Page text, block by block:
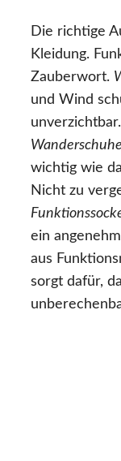
Die richtige
Kleidung.
Zauberwort.
und Wind
Wanderschuhe
wichtig wie
Nicht zu
ein
aus
sorgt dafür,